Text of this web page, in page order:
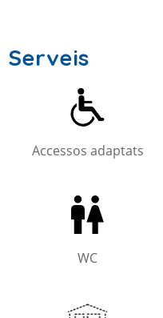
Serveis
Accessos adaptats
WC